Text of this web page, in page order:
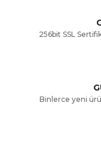
Ürün resmi
Ürün bilgilerinde
256bit SSL
Binlerce yeni